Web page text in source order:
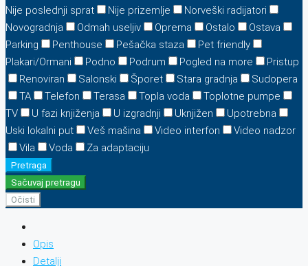
Nije poslednji sprat
Nije prizemlje
Norveški radijatori
Novogradnja
Odmah useljiv Oprema Ostalo
Ostava
Parking
Penthouse Pešačka staza
Pet friendly
Plakari/Ormani
Podno Podrum Pogled na more
Pristup
Renoviran
Salonski Šporet Stara gradnja
Sudopera
TA
Telefon Terasa Topla voda
Toplotne pumpe
TV
U fazi knjiženja U izgradnji Uknjižen
Upotrebna
Uski lokalni put
Veš mašina Video interfon
Video nadzor
Vila
Voda Za adaptaciju
Pretraga
Sačuvaj pretragu
Očisti
Opis
Detalji